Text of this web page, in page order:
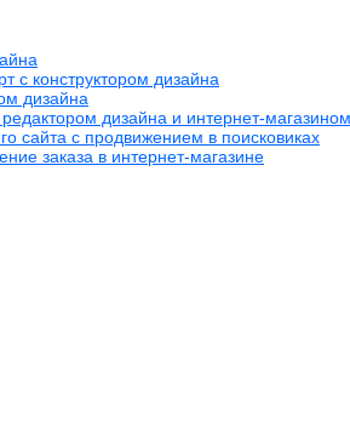
с конструктором дизайна
дизайна
дизайна и интернет-магазином
сайта с продвижением в поисковиках
заказа в интернет-магазине